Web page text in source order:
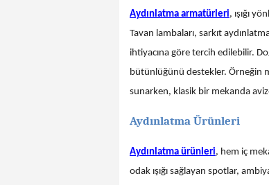
Aydınlatma armatürleri, ışığı
Tavan lambaları, sarkıt
ihtiyacına göre tercih edilebilir.
bütünlüğünü destekler. Örneğin
sunarken, klasik bir mekanda
Aydınlatma Ürünleri
Aydınlatma ürünleri, hem iç
odak ışığı sağlayan spotlar,